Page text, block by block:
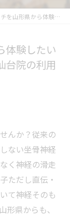
へ兼子ただし直伝の施術と仙台院の利用実態を解説
体験したい
台院の利用
んか？従来の
ない坐骨神経
く神経の滑走
ただし直伝・
て神経そのも
形県からも、